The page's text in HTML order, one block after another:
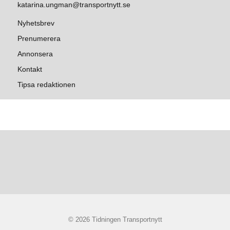
katarina.ungman@transportnytt.se
Nyhetsbrev
Prenumerera
Annonsera
Kontakt
Tipsa redaktionen
© 2026 Tidningen Transportnytt